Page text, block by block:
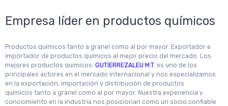
Empresa líder en productos químicos
Productos químicos tanto a granel como al por mayor. Exportador e
importador de productos químicos al mejor precio del mercado. Los
mejores productos químicos. GUTIERREZALEU M.T. es uno de los
principales actores en el mercado internacional y nos especializamos
en la exportación, importación y distribución de productos
químicos tanto a granel como al por mayor. Nuestra experiencia y
conocimiento en la industria nos posicionan como un socio confiable